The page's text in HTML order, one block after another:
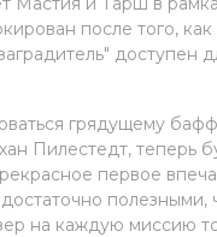
после того,
доступен
грядущему
Пилестедт, теперь
первое
полезными,
на каждую миссию